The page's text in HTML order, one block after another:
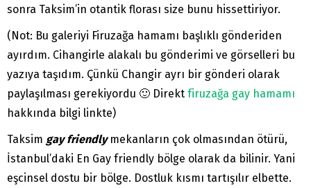
sonra Taksim’in otantik florası size bunu hissettiriyor.
(Not: Bu galeriyi Firuzağa hamamı başlıklı gönderiden
ayırdım. Cihangirle alakalı bu gönderimi ve görselleri bu
yazıya taşıdım. Çünkü Changir ayrı bir gönderi olarak
paylaşılması gerekiyordu 🙂 Direkt firuzağa gay hamamı
hakkında bilgi linkte)
Taksim gay friendlymekanların çok olmasından ötürü,
İstanbul’daki En Gay friendly bölge olarak da bilinir. Yani
eşcinsel dostu bir bölge. Dostluk kısmı tartışılır elbette.